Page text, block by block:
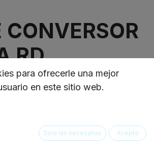
CONVERSOR
RD
Cable 1ft, 1bx
document/
For Sale
para ofrecerle una mejor
en este sitio web.
Solo las necesarias Acepto